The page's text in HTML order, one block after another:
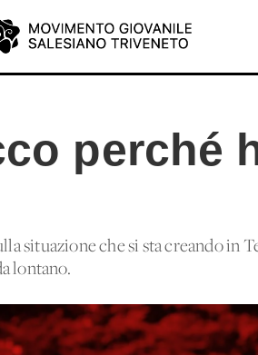
perché
situazione che si sta creando in
lontano.